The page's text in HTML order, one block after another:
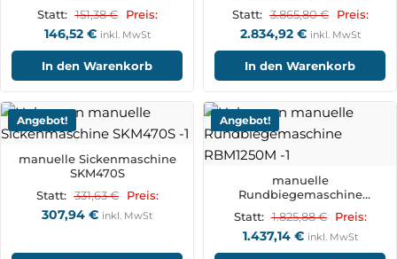
Statt: 151,38€ Preis:
146,52 € inkl. MwSt
In den Warenkorb
Statt: 3.865,80€ Preis:
2.834,92 € inkl. MwSt
In den Warenkorb
Angebot!
manuelle Sickenmaschine
SKM470S
Statt: 331,63€ Preis:
307,94 € inkl. MwSt
Angebot!
manuelle
Rundbiegemaschine
Statt: 1.825,88€ Preis:
1.437,14 € inkl. MwSt